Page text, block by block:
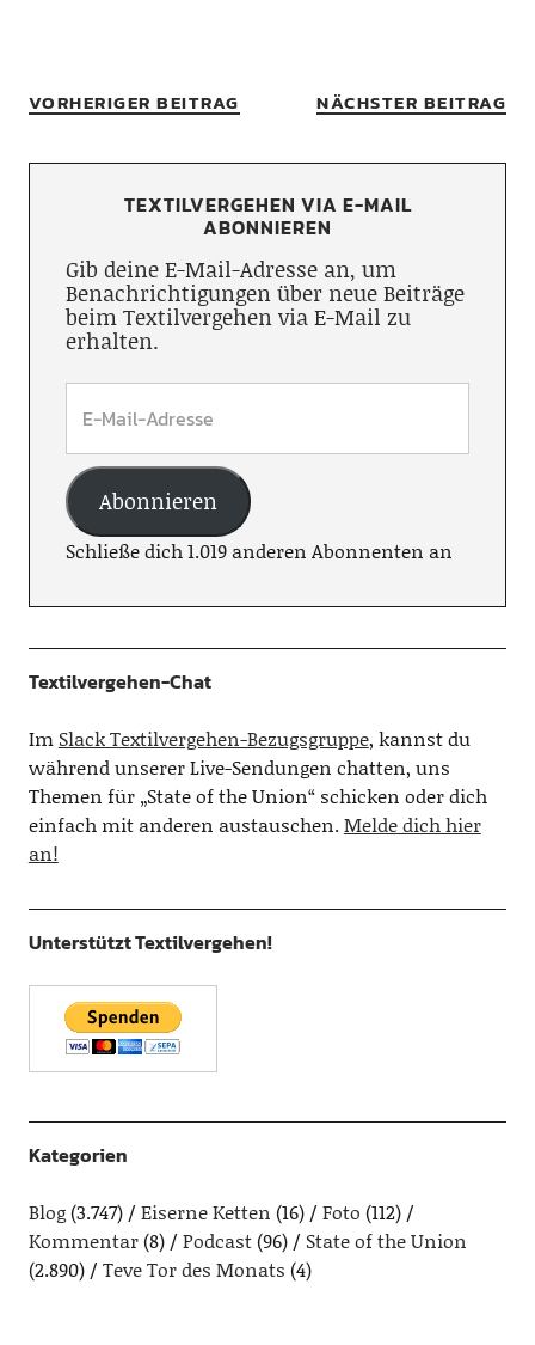
VORHERIGER BEITRAG NÄCHSTER BEITRAG
TEXTILVERGEHEN VIA E-MAIL
ABONNIEREN
Gib deine E-Mail-Adresse an, um
Benachrichtigungen über neue Beiträge
beim Textilvergehen via E-Mail zu
erhalten.
Abonnieren
Schließe dich 1.019 anderen Abonnenten an
Textilvergehen-Chat
Im Slack Textilvergehen-Bezugsgruppe, kannst du
während unserer Live-Sendungen chatten, uns
Themen für „State of the Union“ schicken oder dich
einfach mit anderen austauschen.Melde dich hier
an!
Unterstützt Textilvergehen!
Kategorien
Blog(3.747) Eiserne Ketten (16) Foto (112)
Kommentar(8) Podcast(96)
State of the Union
(2.890)
Teve Tor des Monats (4)